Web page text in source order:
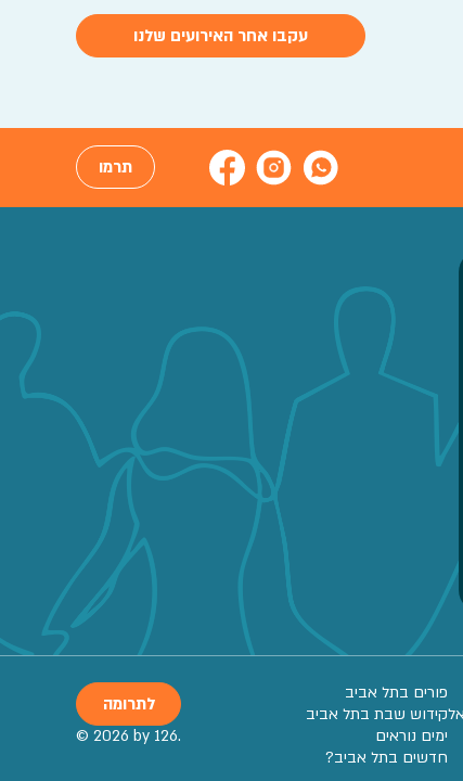
עקבו אחר האירועים שלנו
תרמו
פורים בתל אביב
קידוש שבת בתל אביב
ימים נוראים
חדשים בתל אביב?
לתרומה
© 2026 by 126.